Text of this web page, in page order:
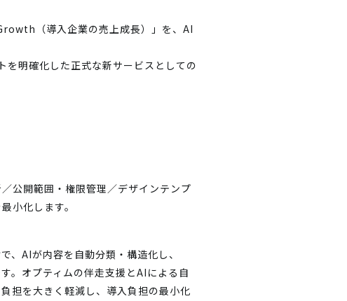
（導入企業の売上成長）」を、AI
明確化した正式な新サービスとしての
公開範囲・権限管理／デザインテンプ
小化します。
、AIが内容を自動分類・構造化し、
。オプティムの伴走支援とAIによる自
担を大きく軽減し、導入負担の最小化